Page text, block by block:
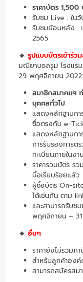
ราคาบัตร 1,500
รับชม Live : ใน
รับชมย้อนหลัง :
2565
🔸 รูปแบบบัตรเข้าร่ว
มณียาบอลรูม โรงแรม
29 พฤศจิกายน 2022
สมาชิกสมาคมฯ
บุคคลทั่วไป ท่
แสดงหลักฐานก
ชื่อตรงกับ e-
แสดงหลักฐานก
การรับรองการต
ทะเบียนภายในงาน
ราคารวมบัตร ร
มื้อเรียบร้อยแล้ว
ผู้ซื้อบัตร On-
ได้เช่นกัน ตาม
และสามารถรับ
พฤศจิกายน –
🔸 อื่นๆ
ราคายังไม่รวมภ
สำหรับลูกค้าอง
สามารถสมัครสม